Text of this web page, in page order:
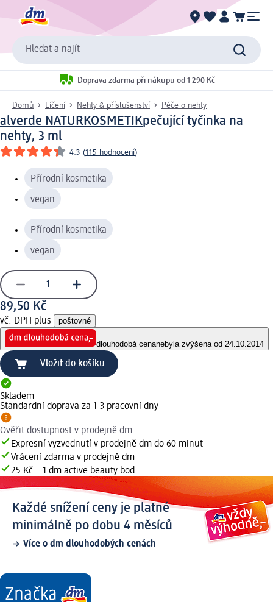
Hledat a najít
Doprava zdarma při nákupu od 1 290 Kč
Domů Líčení Nehty & příslušenství Péče o nehty
alverde NATURKOSMETIKpečující tyčinka na
nehty, 3 ml
4.3 (115 hodnocení)
Přírodní kosmetika
vegan
Přírodní kosmetika
vegan
89,50 Kč
vč. DPH plus poštovné
dlouhodobá cenanebyla zvýšena od 24.10.2014
Vložit do košíku
Skladem
Standardní doprava za 1-3 pracovní dny
Ověřit dostupnost v prodejně dm
Expresní vyzvednutí v prodejně dm do 60 minut
Vrácení zdarma v prodejně dm
25 Kč = 1 dm active beauty bod
Každé snížení ceny je platné
minimálně po dobu 4 měsíců
Více o dm dlouhodobých cenách